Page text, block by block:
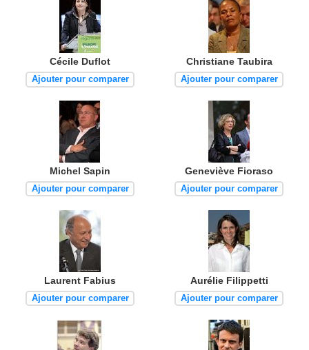
Cécile Duflot
Ajouter pour comparer
Christiane Taubira
Ajouter pour comparer
Michel Sapin
Ajouter pour comparer
Geneviève Fioraso
Ajouter pour comparer
Laurent Fabius
Ajouter pour comparer
Aurélie Filippetti
Ajouter pour comparer